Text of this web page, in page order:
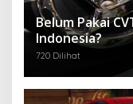
Belum Pakai
Indonesia?
720 Dilihat